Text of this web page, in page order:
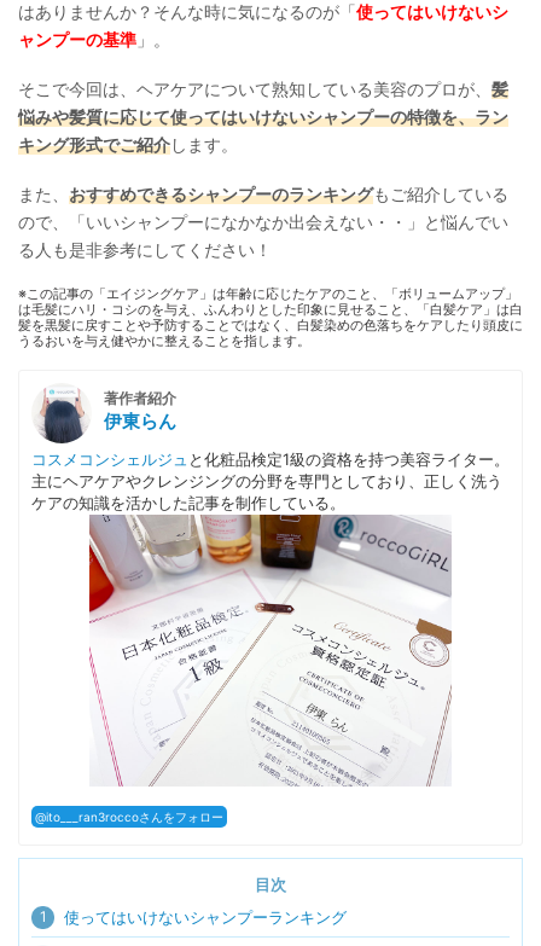
はありませんか？そんな時に気になるのが「使ってはいけないシ
ャンプーの基準 」。
そこで今回は、ヘアケアについて熟知している美容のプロが、 髪
悩みや髪質に応じて使ってはいけないシャンプーの特徴を、ラン
キング形式でご紹介します。
また、 おすすめできるシャンプーのランキングもご紹介している
ので、「いいシャンプーになかなか出会えない・・」と悩んでい
る人も是非参考にしてください！
※この記事の「エイジングケア」は年齢に応じたケアのこと、「ボリュームアップ」
は毛髪にハリ・コシのを与え、ふんわりとした印象に見せること、「白髪ケア」は白
髪を黒髪に戻すことや予防することではなく、白髪染めの色落ちをケアしたり頭皮に
うるおいを与え健やかに整えることを指します。
著作者紹介
伊東らん
コスメコンシェルジュ と化粧品検定1級の資格を持つ美容ライター。
主にヘアケアやクレンジングの分野を専門としており、正しく洗う
ケアの知識を活かした記事を制作している。
@ito___ran3roccoさんをフォロー
目次
1 使ってはいけないシャンプーランキング